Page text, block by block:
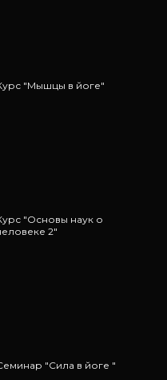
"Мышцы в йоге"
"Основы наук о
2"
"Сила в йоге "